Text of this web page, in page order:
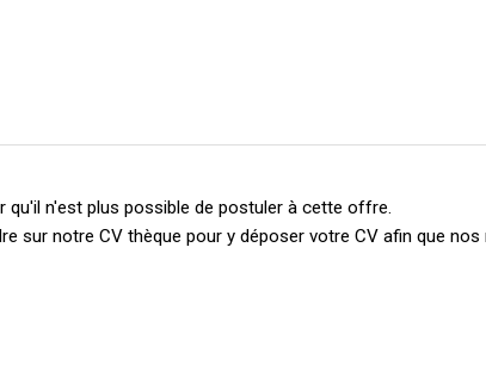
n'est plus possible de postuler à cette offre.
sur notre CV thèque pour y déposer votre CV afin que